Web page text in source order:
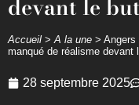
devant le but
Accueil >A la une > Angers
manqué de réalisme devant
28 septembre 2025